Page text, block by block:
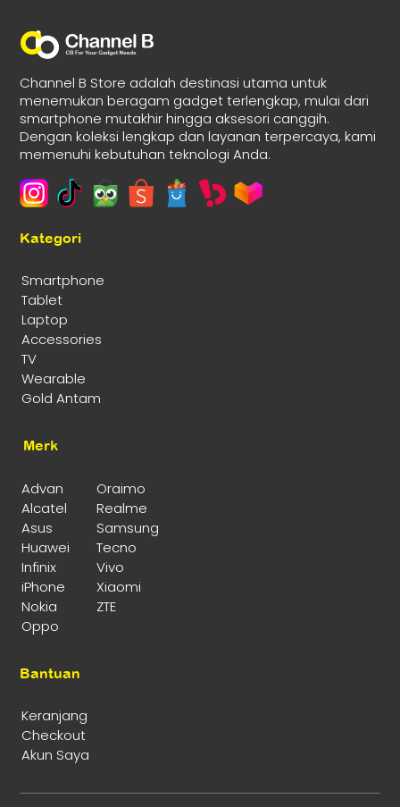
Channel B Store adalah destinasi utama untuk
menemukan beragam gadget terlengkap, mulai dari
smartphone mutakhir hingga aksesori canggih.
Dengan koleksi lengkap dan layanan terpercaya, kami
memenuhi kebutuhan teknologi Anda.
Kategori
Smartphone
Tablet
Laptop
Accessories
TV
Wearable
Gold Antam
Merk
Advan
Oraimo
Alcatel
Realme
Asus
Samsung
Huawei
Tecno
Infinix
Vivo
iPhone
Xiaomi
Nokia
ZTE
Oppo
Bantuan
Keranjang
Checkout
Akun Saya